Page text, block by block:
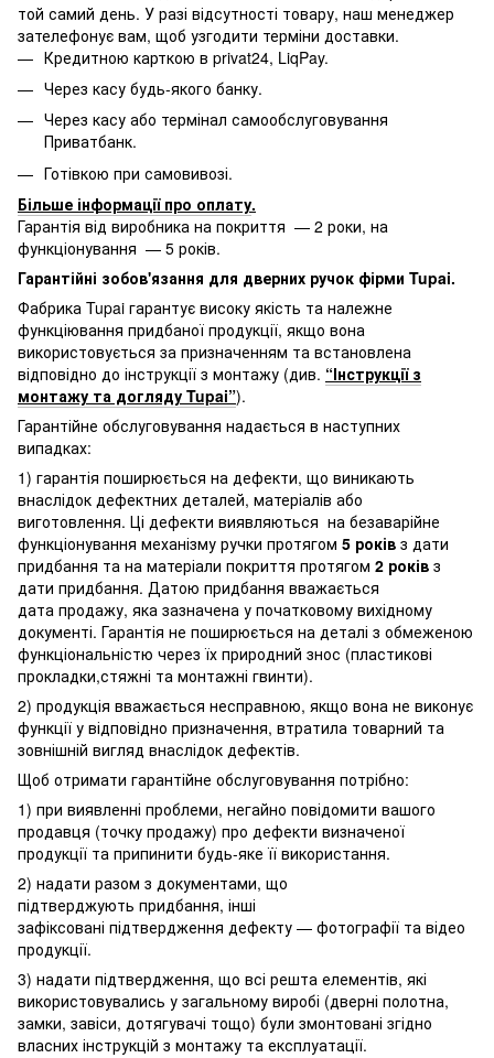
той самий день. У разі відсутності товару, наш менеджер
зателефонує вам, щоб узгодити терміни доставки.
Кредитною карткою в privat24, LiqPay.
Через касу будь-якого банку.
Через касу або термінал самообслуговування
Приватбанк.
Готівкою при самовивозі.
Більше інформації про оплату.
Гарантія від виробника на покриття — 2 роки, на
функціонування — 5 років.
Гарантійні зобов'язання для дверних ручок фірми Tupai.
Фабрика Tupai гарантує високу якість та належне
функціювання придбаної продукції, якщо вона
використовується за призначенням та встановлена
відповідно до інструкції з монтажу (див. “Інструкції з
монтажу та догляду Tupai”).
Гарантійне обслуговування надається в наступних
випадках:
1) гарантія поширюється на дефекти, що виникають
внаслідок дефектних деталей, матеріалів або
виготовлення. Ці дефекти виявляються на безаварійне
функціонування механізму ручки протягом 5 років з дати
придбання та на матеріали покриття протягом 2 років з
дати придбання. Датою придбання вважається
дата продажу, яка зазначена у початковому вихідному
документі. Гарантія не поширюється на деталі з обмеженою
функціональністю через їх природний знос (пластикові
прокладки,стяжні та монтажні гвинти).
2) продукція вважається несправною, якщо вона не виконує
функції у відповідно призначення, втратила товарний та
зовнішній вигляд внаслідок дефектів.
Щоб отримати гарантійне обслуговування потрібно:
1) при виявленні проблеми, негайно повідомити вашого
продавця (точку продажу) про дефекти визначеної
продукції та припинити будь-яке її використання.
2) надати разом з документами, що
підтверджують придбання, інші
зафіксовані підтвердження дефекту — фотографії та відео
продукції.
3) надати підтвердження, що всі решта елементів, які
використовувались у загальному виробі (дверні полотна,
замки, завіси, дотягувачі тощо) були змонтовані згідно
власних інструкцій з монтажу та експлуатації.